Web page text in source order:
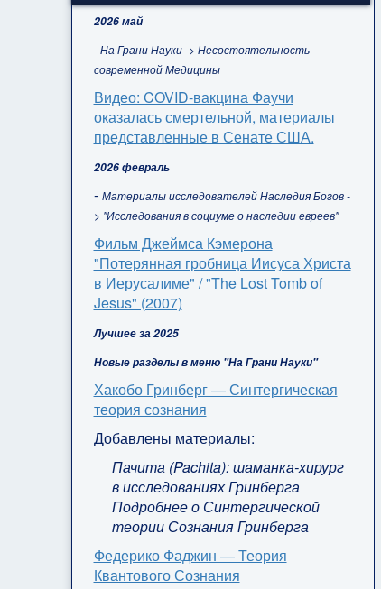
2026 май
- На Грани Науки -> Несостоятельность
современной Медицины
Видео: COVID-вакцина Фаучи
оказалась смертельной, материалы
представленные в Сенате США.
2026 февраль
- Материалы исследователей Наследия Богов -
> "Исследования в социуме о наследии евреев"
Фильм Джеймса Кэмерона
"Потерянная гробница Иисуса Христа
в Иерусалиме" / "The Lost Tomb of
Jesus" (2007)
Лучшее за 2025
Новые разделы в меню "На Грани Науки"
Хакобо Гринберг — Синтергическая
теория сознания
Добавлены материалы:
Пачита (Pachita): шаманка-хирург
в исследованиях Гринберга
Подробнее о Синтергической
теории Сознания Гринберга
Федерико Фаджин — Теория
Квантового Сознания